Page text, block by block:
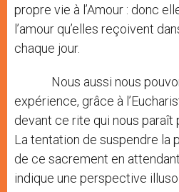
propre vie à l’Amour : donc
l’amour qu’elles reçoivent
chaque jour.
Nous aussi nous
expérience, grâce à
devant ce rite qui nous paraît
La tentation de suspendre la
de ce sacrement en
indique une perspective